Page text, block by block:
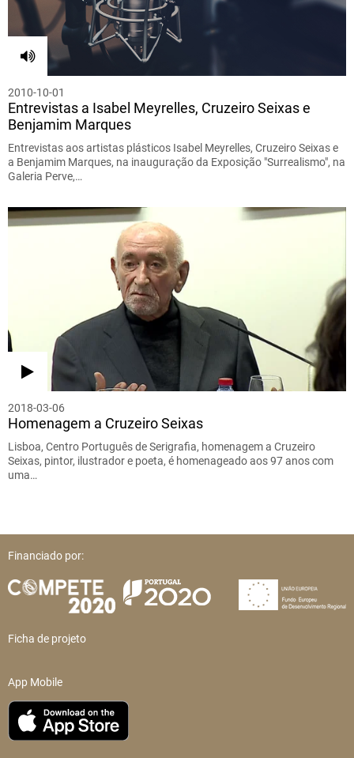
2010-10-01
Entrevistas a Isabel Meyrelles, Cruzeiro Seixas e
Benjamim Marques
Entrevistas aos artistas plásticos Isabel Meyrelles, Cruzeiro Seixas e
a Benjamim Marques, na inauguração da Exposição "Surrealismo", na
Galeria Perve,…
2018-03-06
Homenagem a Cruzeiro Seixas
Lisboa, Centro Português de Serigrafia, homenagem a Cruzeiro
Seixas, pintor, ilustrador e poeta, é homenageado aos 97 anos com
uma…
Financiado por:
Ficha de projeto
App Mobile